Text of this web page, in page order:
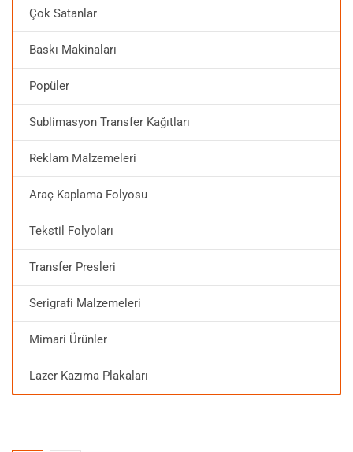
Çok Satanlar
Baskı Makinaları
Popüler
Sublimasyon Transfer Kağıtları
Reklam Malzemeleri
Araç Kaplama Folyosu
Tekstil Folyoları
Transfer Presleri
Serigrafi Malzemeleri
Mimari Ürünler
Lazer Kazıma Plakaları